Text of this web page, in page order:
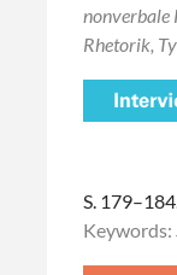
nonverbale
Rhetorik,
S.
Keywords: